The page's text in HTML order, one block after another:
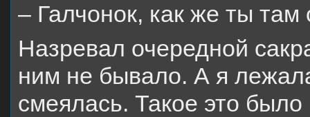
– Галчонок, как же ты там
Назревал очередной
ним не бывало. А я
смеялась. Такое это